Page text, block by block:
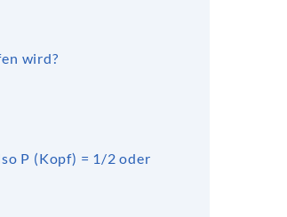
wird?
P (Kopf) = 1/2 oder